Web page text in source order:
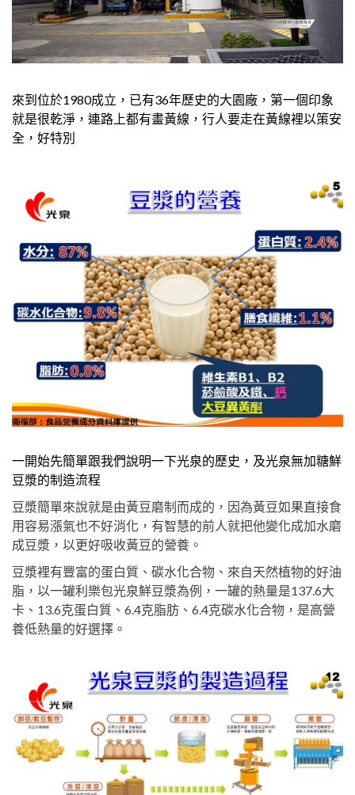
來到位於1980成立，已有36年歷史的大園廠，第一個印象
就是很乾淨，連路上都有畫黃線，行人要走在黃線裡以策安
全，好特別
一開始先簡單跟我們說明一下光泉的歷史，及光泉無加糖鮮
豆漿的制造流程
豆漿簡單來說就是由黃豆磨制而成的，因為黃豆如果直接食
用容易漲氣也不好消化，有智慧的前人就把他變化成加水磨
成豆漿，以更好吸收黃豆的營養。
豆漿裡有豐富的蛋白質、碳水化合物、來自天然植物的好油
脂，以一罐利樂包光泉鮮豆漿為例，一罐的熱量是137.6大
卡、13.6克蛋白質、6.4克脂肪、6.4克碳水化合物，是高營
養低熱量的好選擇。